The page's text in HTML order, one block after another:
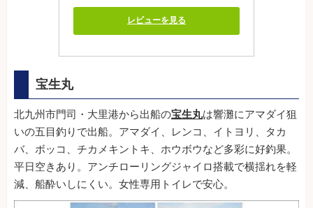
レビューを見る
宝生丸
北九州市門司・大里港から出船の宝生丸は響灘にアマダイ狙
いの五目釣りで出船。アマダイ、レンコ、イトヨリ、タカ
バ、ボッコ、チカメキントキ、ホウボウなど多彩に好釣果。
平日空きあり。アンチローリングジャイロ搭載で横揺れを軽
減、船酔いしにくい。女性専用トイレで安心。